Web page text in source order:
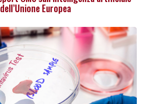
Europea